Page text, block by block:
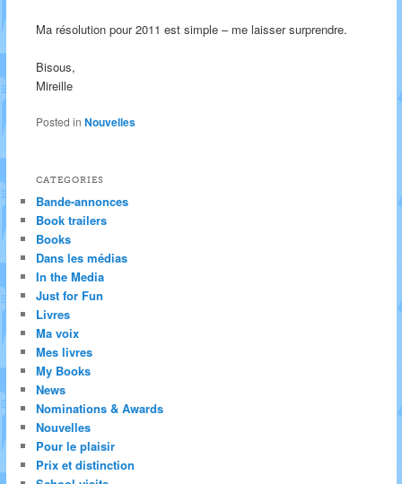
Ma résolution pour 2011 est simple – me laisser surprendre.
Bisous,
Mireille
Posted in Nouvelles
CATEGORIES
Bande-annonces
Book trailers
Books
Dans les médias
In the Media
Just for Fun
Livres
Ma voix
Mes livres
My Books
News
Nominations & Awards
Nouvelles
Pour le plaisir
Prix et distinction